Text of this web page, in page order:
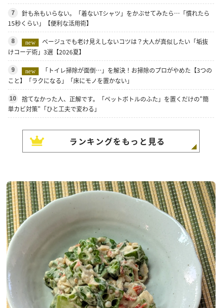
7
針も糸もいらない。「着ないTシャツ」をかぶせてみたら…「慣れたら
15秒くらい」【便利な活用術】
8 new
ベージュでも老け見えしないコツは？大人が真似したい「垢抜
けコーデ術」3選【2026夏】
9 new
「トイレ掃除が面倒…」を解決！お掃除のプロがやめた【3つの
こと】「ラクになる」「床にモノを置かない」
10
捨てなかった人、正解です。「ペットボトルのふた」を置くだけの"簡
単カビ対策"「ひと工夫で変わる」
ランキングをもっと見る